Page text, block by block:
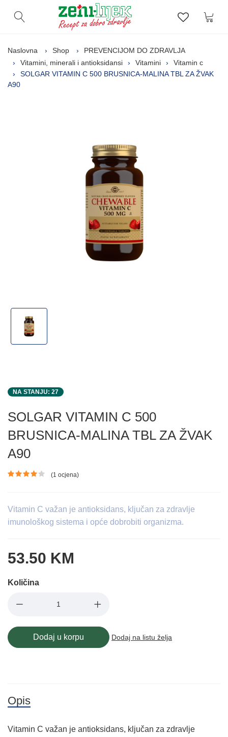
Otvori pretragu Lista
Naslovna Shop
PREVENCIJOM DO ZDRAVLJA
Vitamini, minerali i antioksidansi
Vitamini
Vitamin c
SOLGAR VITAMIN C 500 BRUSNICA-MALINA TBL ZA ŽVAK
A90
NA STANJU: 27
SOLGAR VITAMIN C 500
BRUSNICA-MALINA TBL ZA ŽVAK
A90
Ocjena proizvoda
(1 ocjena)
Vitamin C važan je antioksidans, ključan za zdravlje
imunološkog sistema i opće dobrobiti organizma.
53.50 KM
Količina
Dodaj u korpu Dodaj na listu želja
Opis
Vitamin C važan je antioksidans, ključan za zdravlje